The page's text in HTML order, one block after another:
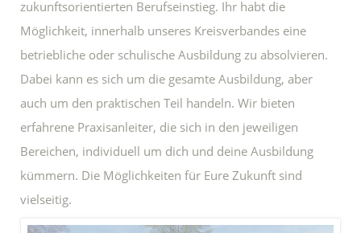
zukunftsorientierten Berufseinstieg. Ihr habt die
Möglichkeit, innerhalb unseres Kreisverbandes eine
betriebliche oder schulische Ausbildung zu absolvieren.
Dabei kann es sich um die gesamte Ausbildung, aber
auch um den praktischen Teil handeln. Wir bieten
erfahrene Praxisanleiter, die sich in den jeweiligen
Bereichen, individuell um dich und deine Ausbildung
kümmern. Die Möglichkeiten für Eure Zukunft sind
vielseitig.